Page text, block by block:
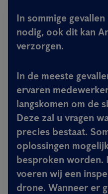
In sommige
nodig, ook dit kan
verzorgen.
In de meeste
ervaren
langskomen om de
Deze zal u vragen
precies bestaat.
oplossingen
besproken worden.
voeren wij een
drone. Wanneer er